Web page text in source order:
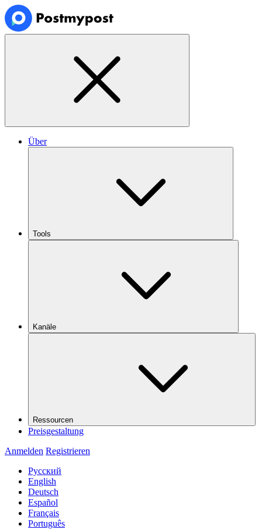
Über
Tools
Kanäle
Ressourcen
Preisgestaltung
Anmelden Registrieren
Русский
English
Deutsch
Español
Français
Português